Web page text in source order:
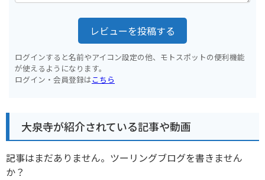
レビューを投稿する
ログインすると名前やアイコン設定の他、モトスポットの便利機能
が使えるようになります。
ログイン・会員登録はこちら
大泉寺が紹介されている記事や動画
記事はまだありません。ツーリングブログを書きません
か？